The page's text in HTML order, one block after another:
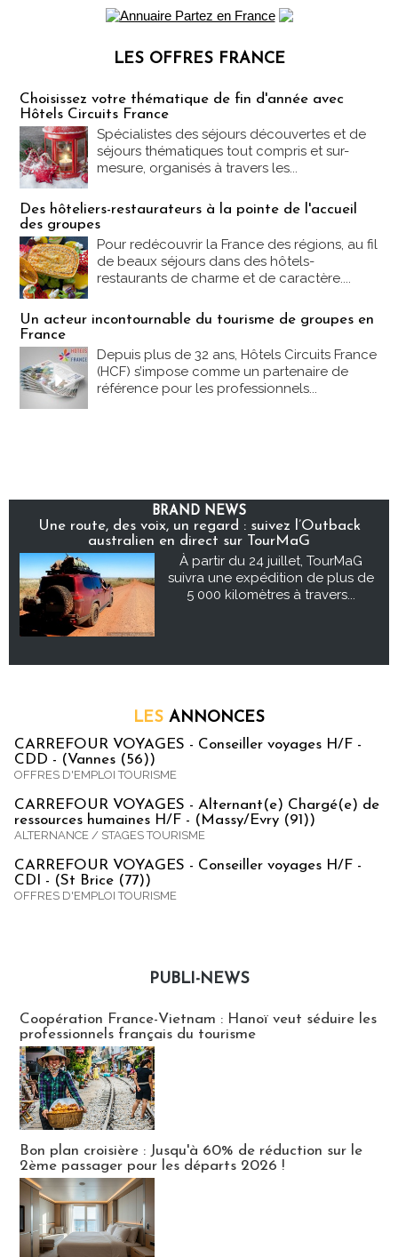
LES OFFRES FRANCE
Choisissez votre thématique de fin d'année avec
Hôtels Circuits France
Spécialistes des séjours découvertes et de
séjours thématiques tout compris et sur-
mesure, organisés à travers les...
Des hôteliers-restaurateurs à la pointe de l'accueil
des groupes
Pour redécouvrir la France des régions, au fil
de beaux séjours dans des hôtels-
restaurants de charme et de caractère....
Un acteur incontournable du tourisme de groupes en
France
Depuis plus de 32 ans, Hôtels Circuits France
(HCF) s’impose comme un partenaire de
référence pour les professionnels...
BRAND NEWS
Une route, des voix, un regard : suivez l’Outback
australien en direct sur TourMaG
À partir du 24 juillet, TourMaG
suivra une expédition de plus de
5 000 kilomètres à travers...
LES ANNONCES
CARREFOUR VOYAGES - Conseiller voyages H/F -
CDD - (Vannes (56))
OFFRES D'EMPLOI TOURISME
CARREFOUR VOYAGES - Alternant(e) Chargé(e) de
ressources humaines H/F - (Massy/Evry (91))
ALTERNANCE / STAGES TOURISME
CARREFOUR VOYAGES - Conseiller voyages H/F -
CDI - (St Brice (77))
OFFRES D'EMPLOI TOURISME
PUBLI-NEWS
Coopération France-Vietnam : Hanoï veut séduire les
professionnels français du tourisme
Bon plan croisière : Jusqu'à 60% de réduction sur le
2ème passager pour les départs 2026 !